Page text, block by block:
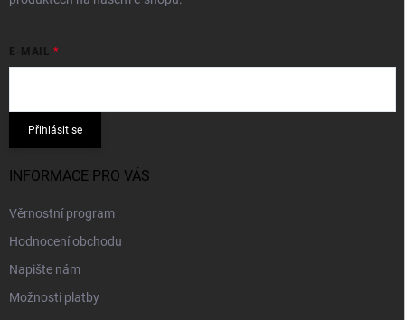
E-MAIL
Přihlásit se
INFORMACE PRO VÁS
Věrnostní program
Hodnocení obchodu
Napište nám
Možnosti platby